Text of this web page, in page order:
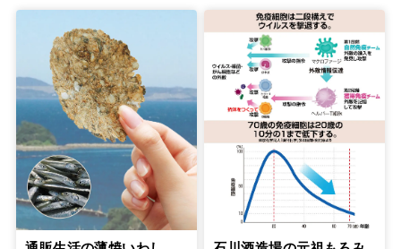
第８回
ム介護』を実践
岸本葉子さん【後編】
４月22日公開
第 回
元気なうちに延命治療について希望を聞
いておくべきです
盛田隆二さん【前編】
５月21日公開
第10回
元気なうちに延命治療について希望を聞
いておくべきです
盛田隆二さん【後編】